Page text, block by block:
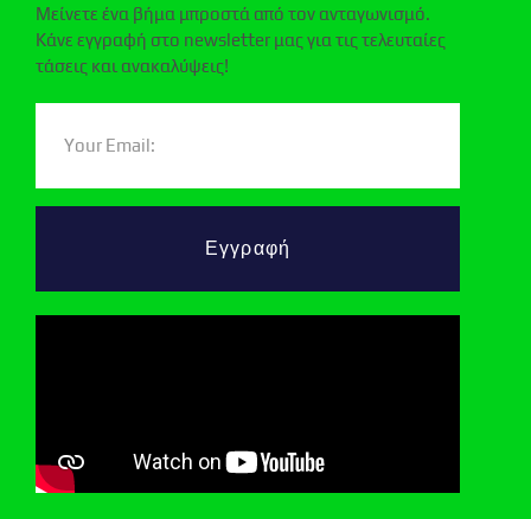
Μείνετε ένα βήμα μπροστά από τον ανταγωνισμό.
Κάνε εγγραφή στο newsletter μας για τις τελευταίες
τάσεις και ανακαλύψεις!
Εγγραφή